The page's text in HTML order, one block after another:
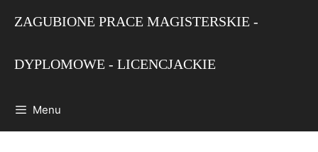
ZAGUBIONE PRACE MAGISTERSKIE -
DYPLOMOWE - LICENCJACKIE
Menu